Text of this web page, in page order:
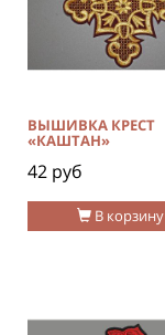
В корзину
ВЫШИВКА КРЕСТ
«КАШТАН»
42 руб